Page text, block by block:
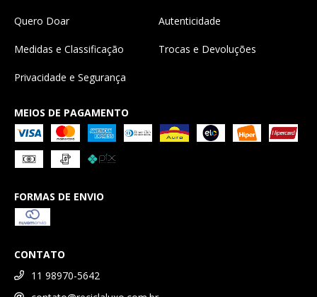
Quero Doar Autenticidade
Medidas e Classificação Trocas e Devoluções
Privacidade e Segurança
MEIOS DE PAGAMENTO
FORMAS DE ENVIO
CONTATO
11 98970-5642